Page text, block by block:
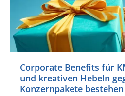
Corporate Benefits für
und kreativen Hebeln
Konzernpakete bestehen